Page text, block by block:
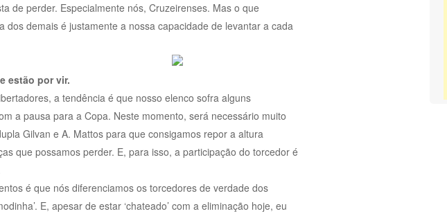
de perder. Especialmente nós, Cruzeirenses. Mas o que
dos demais é justamente a nossa capacidade de levantar a cada
estão por vir.
a tendência é que nosso elenco sofra alguns
a pausa para a Copa. Neste momento, será necessário muito
Gilvan e A. Mattos para que consigamos repor a altura
que possamos perder. E, para isso, a participação do torcedor é
é que nós diferenciamos os torcedores de verdade dos
E, apesar de estar ‘chateado’ com a eliminação hoje, eu